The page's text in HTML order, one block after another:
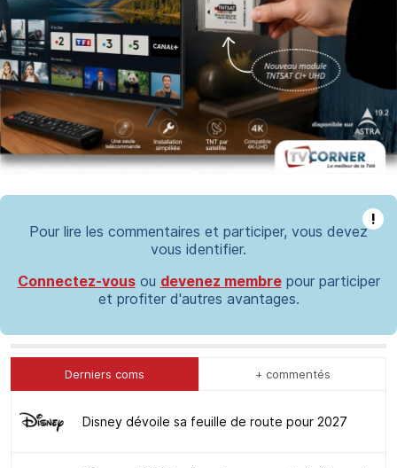
!
Pour lire les commentaires et participer, vous devez
vous identifier.
Connectez-vousou devenez membrepour participer
et profiter d'autres avantages.
Derniers coms + commentés
Disney dévoile sa feuille de route pour 2027